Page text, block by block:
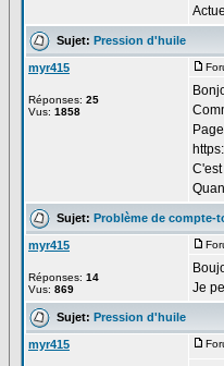
Sujet: Pression d'huile
myr415
Réponses: 25
Vus: 1858
Sujet: Problème de compte-
myr415
Réponses: 14
Vus: 869
Je
Sujet: Pression d'huile
myr415